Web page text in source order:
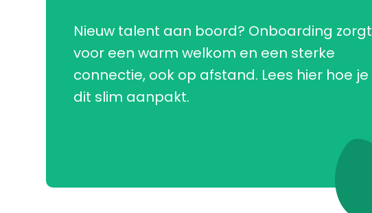
Nieuw talent aan boord? Onboarding zorgt
voor een warm welkom en een sterke
connectie, ook op afstand. Lees hier hoe je
dit slim aanpakt.